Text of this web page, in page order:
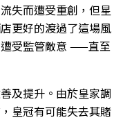
失而遭受重創，但星
更好的渡過了這場風
受監管敵意 ——直至
及提升。由於皇家調
皇冠有可能失去其賭